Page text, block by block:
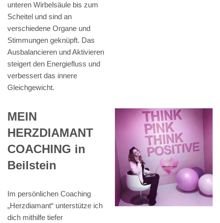
unteren Wirbelsäule bis zum
Scheitel und sind an
verschiedene Organe und
Stimmungen geknüpft. Das
Ausbalancieren und Aktivieren
steigert den Energiefluss und
verbessert das innere
Gleichgewicht.
MEIN
HERZDIAMANT
COACHING in
Beilstein
Im persönlichen Coaching
„Herzdiamant“ unterstütze ich
dich mithilfe tiefer